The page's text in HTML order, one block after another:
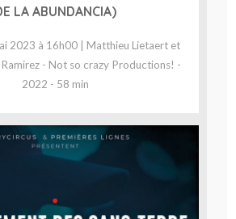
LA ABUNDANCIA)
2023 à 16h00 | Matthieu Lietaert et
Ramirez - Not so crazy Productions! -
2022 - 58 min